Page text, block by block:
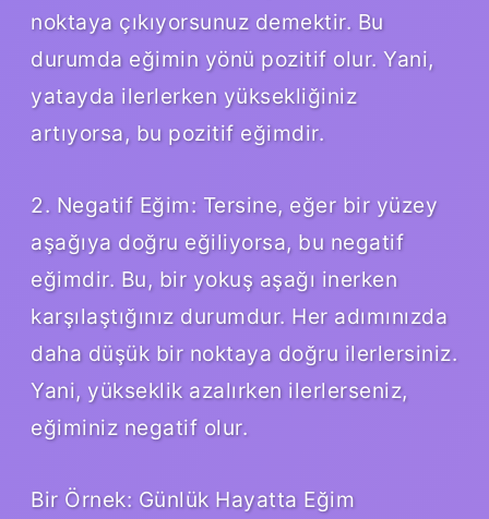
noktaya çıkıyorsunuz demektir. Bu
durumda eğimin yönü pozitif olur. Yani,
yatayda ilerlerken yüksekliğiniz
artıyorsa, bu pozitif eğimdir.
2. Negatif Eğim: Tersine, eğer bir yüzey
aşağıya doğru eğiliyorsa, bu negatif
eğimdir. Bu, bir yokuş aşağı inerken
karşılaştığınız durumdur. Her adımınızda
daha düşük bir noktaya doğru ilerlersiniz.
Yani, yükseklik azalırken ilerlerseniz,
eğiminiz negatif olur.
Bir Örnek: Günlük Hayatta Eğim